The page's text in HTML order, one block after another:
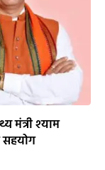
मंत्री श्याम
सहयोग